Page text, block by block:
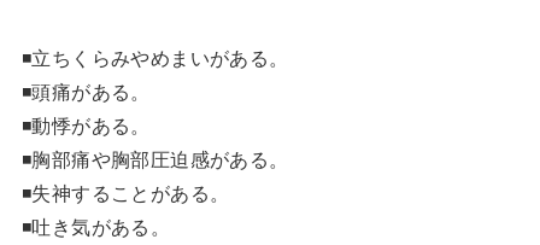
◾立ちくらみやめまいがある。
◾頭痛がある。
◾動悸がある。
◾胸部痛や胸部圧迫感がある。
◾失神することがある。
◾吐き気がある。